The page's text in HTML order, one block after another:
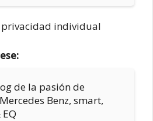
individual
de la pasión de
Benz, smart,